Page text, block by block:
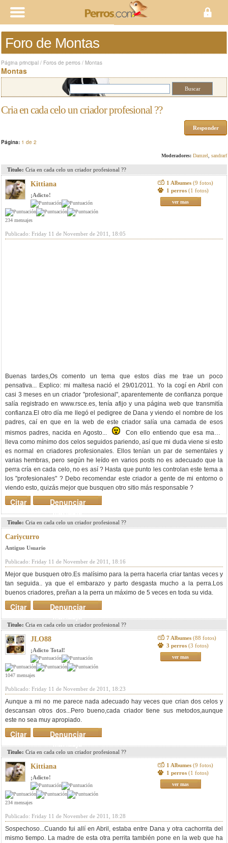
Foro de Montas
Página principal / Foros de perros / Montas
Montas
Cria en cada celo un criador profesional ??
Responder
Página: 1 de 2
Moderadores: Damzel sandrarf
Titulo: Cria en cada celo un criador profesional ??
Kittiana
¡Adicto!
234 mensajes
1 Albumes (9 fotos)
1 perros (1 fotos)
ver mas
Publicado: Friday 11 de November de 2011, 18:05
Buenas tardes,Os comento un tema que estos días me trae un poco
pensativa... Explico: mi maltesa nació el 29/01/2011. Yo la cogí en Abril con
casi 3 meses en un criador "profesional", aparentemente de confianza porque
salía registrado en www.rsce.es, tenía afijo y una página web que transmitía
confianza.El otro día me llegó el pedigree de Dana y viendo el nombre de los
padres, caí en que en la web de este criador salía una camada de esos
mismos padres, nacida en Agosto...
Con ello entiendo que esa mamá
lleva como mínimo dos celos seguidos pariendo, así que mi duda viene si esto
es normal en criadores profesionales. Ellos tenían un par de sementales y
varias hembras, pero según he leído en varios posts no es adecuado que la
perra cría en cada celo, no es así ? Hasta que punto les controlan este tema a
los "profesionales" ? Debo recomendar este criador a gente de mi entorno o
viendo esto, quizás mejor que busquen otro sitio más responsable ?
Denunciar
mensaje
Citar
Titulo: Cria en cada celo un criador profesional ??
Cariycurro
Antiguo Usuario
Publicado: Friday 11 de November de 2011, 18:16
Mejor que busquen otro.Es malísimo para la perra hacerla criar tantas veces y
tan seguida.. ya que el embarazo y parto desgasta mucho a la perra.Los
buenos criadores, preñan a la perra un máximo de 5 veces en toda su vida.
Denunciar
mensaje
Citar
Titulo: Cria en cada celo un criador profesional ??
JLO88
¡Adicto Total!
1047 mensajes
7 Albumes (88 fotos)
3 perros (3 fotos)
ver mas
Publicado: Friday 11 de November de 2011, 18:23
Aunque a mi no me parece nada adecuado hay veces que crian dos celos y
descansan otros dos...Pero bueno,cada criador tiene sus metodos,aunque
este no sea muy apropiado.
Denunciar
mensaje
Citar
Titulo: Cria en cada celo un criador profesional ??
Kittiana
¡Adicto!
234 mensajes
1 Albumes (9 fotos)
1 perros (1 fotos)
ver mas
Publicado: Friday 11 de November de 2011, 18:28
Sospechoso...Cuando fui allí en Abril, estaba entre Dana y otra cachorrita del
mismo tiempo. La madre de esta otra perrita también pone en la web que ha